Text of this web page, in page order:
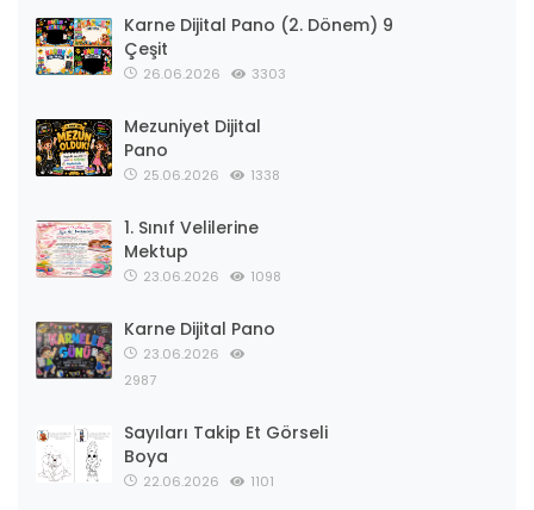
Karne Dijital Pano (2. Dönem) 9
Çeşit
26.06.2026 3303
Mezuniyet Dijital
Pano
25.06.2026 1338
1. Sınıf Velilerine
Mektup
23.06.2026 1098
Karne Dijital Pano
23.06.2026
2987
Sayıları Takip Et Görseli
Boya
22.06.2026 1101